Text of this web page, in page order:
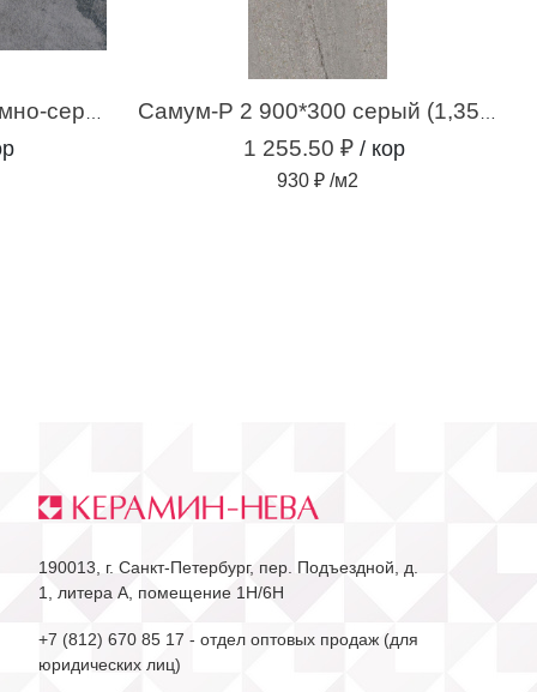
1 255.50 ₽ / кор
930 ₽ /м2
190013, г. Санкт-Петербург, пер. Подъездной, д.
1, литера А, помещение 1Н/6Н
+7 (812) 670 85 17 - отдел оптовых продаж (для
юридических лиц)